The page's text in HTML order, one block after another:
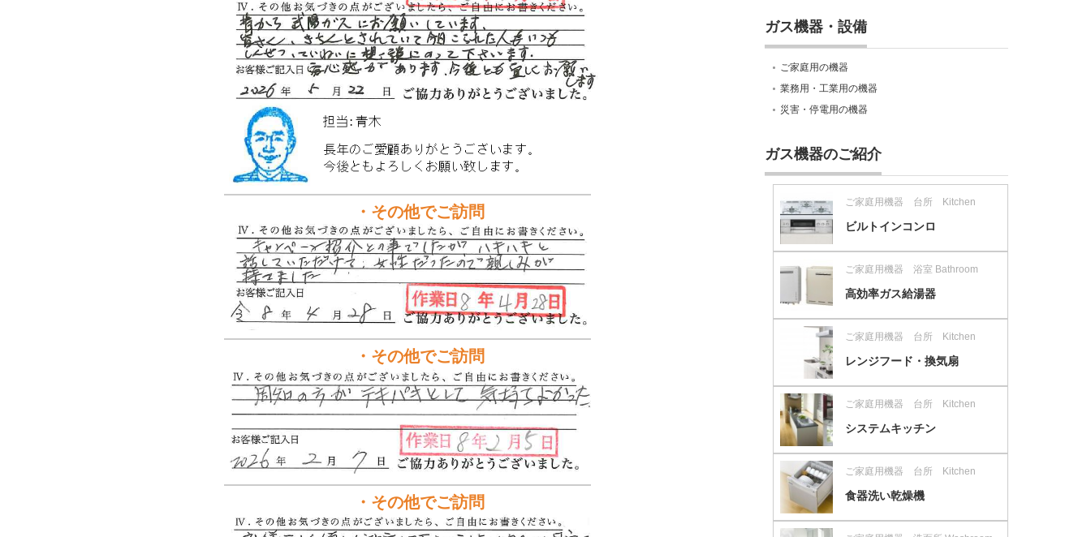
・その他でご訪問
・その他でご訪問
・その他でご訪問
ガス機器・設備
ご家庭用の機器
業務用・工業用の機器
災害・停電用の機器
ガス機器のご紹介
ご家庭用機器 台所 Kitchen
ビルトインコンロ
ご家庭用機器 浴室 Bathroom
高効率ガス給湯器
ご家庭用機器 台所 Kitchen
レンジフード・換気扇
ご家庭用機器 台所 Kitchen
システムキッチン
ご家庭用機器 台所 Kitchen
食器洗い乾燥機